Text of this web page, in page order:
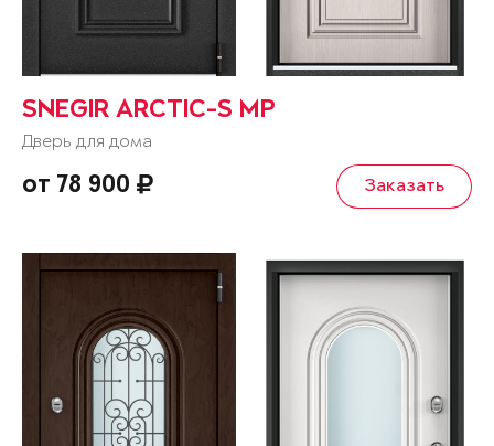
SNEGIR ARCTIC-S MP
Дверь для дома
от 78 900 Заказать